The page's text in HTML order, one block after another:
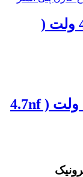
خازن پلی استر 470 نانو 400 ولت (
خازن پلی استر 4.7 نانو 100 ولت ( 4.7nf